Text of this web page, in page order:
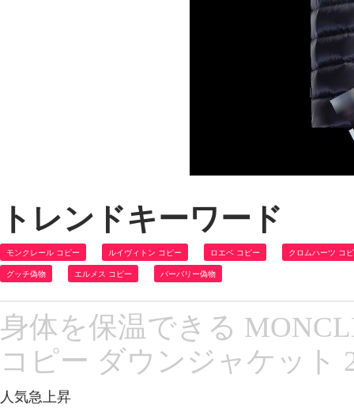
トレンドキーワード
モンクレール コピー ルイヴィトン コピー ロエベ コピー クロムハーツ コ
グッチ偽物 エルメス コピー バーバリー偽物
身体を保温できる
コピー ダウンジャケット
人気急上昇